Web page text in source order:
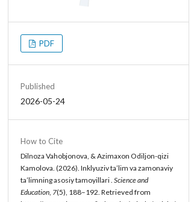
PDF
Published
2026-05-24
How to Cite
Dilnoza Vahobjonova, & Azimaxon Odiljon-qizi
Kamolova. (2026). Inklyuziv ta’lim va zamonaviy
ta’limning asosiy tamoyillari . Science and
Education 7(5), 188–192. Retrieved from